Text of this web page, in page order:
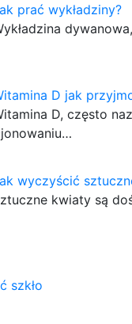
prać wykładziny?
D jak
D, często
wyczyścić
kwiaty są
szkło